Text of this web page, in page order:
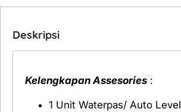
Deskripsi
Kelengkapan Assesories :
1 Unit Waterpas/ Auto Level